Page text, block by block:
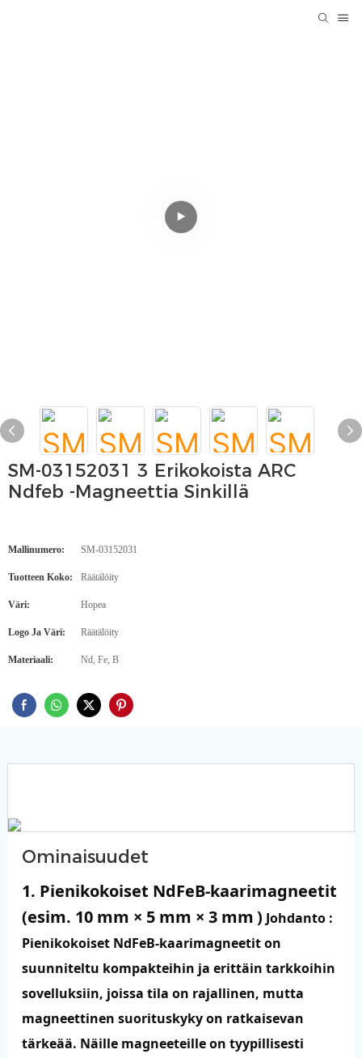
SM-03152031 3 Erikokoista ARC
Ndfeb -magneettia Sinkillä
Mallinumero: SM-03152031
Tuotteen Koko: Räätälöity
Väri: Hopea
Logo Ja Väri: Räätälöity
Materiaali: Nd, Fe, B
Ominaisuudet
1. Pienikokoiset NdFeB-kaarimagneetit
(esim. 10 mm × 5 mm × 3 mm) Johdanto :
Pienikokoiset NdFeB-kaarimagneetit on
suunniteltu kompakteihin ja erittäin tarkkoihin
sovelluksiin, joissa tila on rajallinen, mutta
magneettinen suorituskyky on ratkaisevan
tärkeää. Näille magneeteille on tyypillisesti